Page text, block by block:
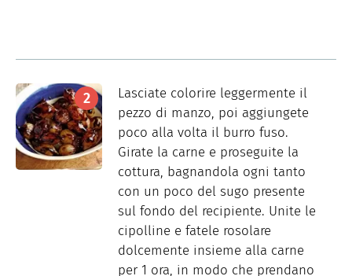
Lasciate colorire leggermente il
pezzo di manzo, poi aggiungete
poco alla volta il burro fuso.
Girate la carne e proseguite la
cottura, bagnandola ogni tanto
con un poco del sugo presente
sul fondo del recipiente. Unite le
cipolline e fatele rosolare
dolcemente insieme alla carne
per 1 ora, in modo che prendano